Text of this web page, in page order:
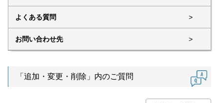
よくある質問 >
お問い合わせ先 >
「追加・変更・削除」内のご質問